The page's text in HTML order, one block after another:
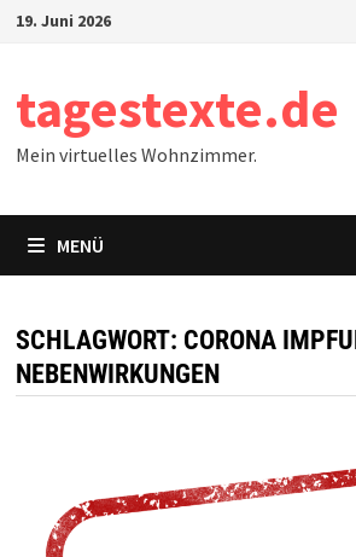
Zum19. Juni 2026
tagestexte.de
Mein virtuelles Wohnzimmer.
MENÜ
SCHLAGWORT: CORONA
NEBENWIRKUNGEN